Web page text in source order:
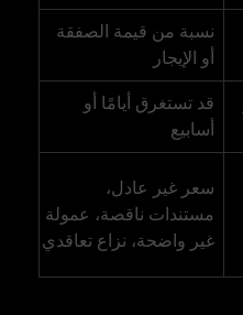
نسبة من قيمة الصفقة
أو الإيجار
قد تستغرق أيامًا أو
أسابيع
سعر غير عادل،
مستندات ناقصة، عمولة
غير واضحة، نزاع تعاقدي